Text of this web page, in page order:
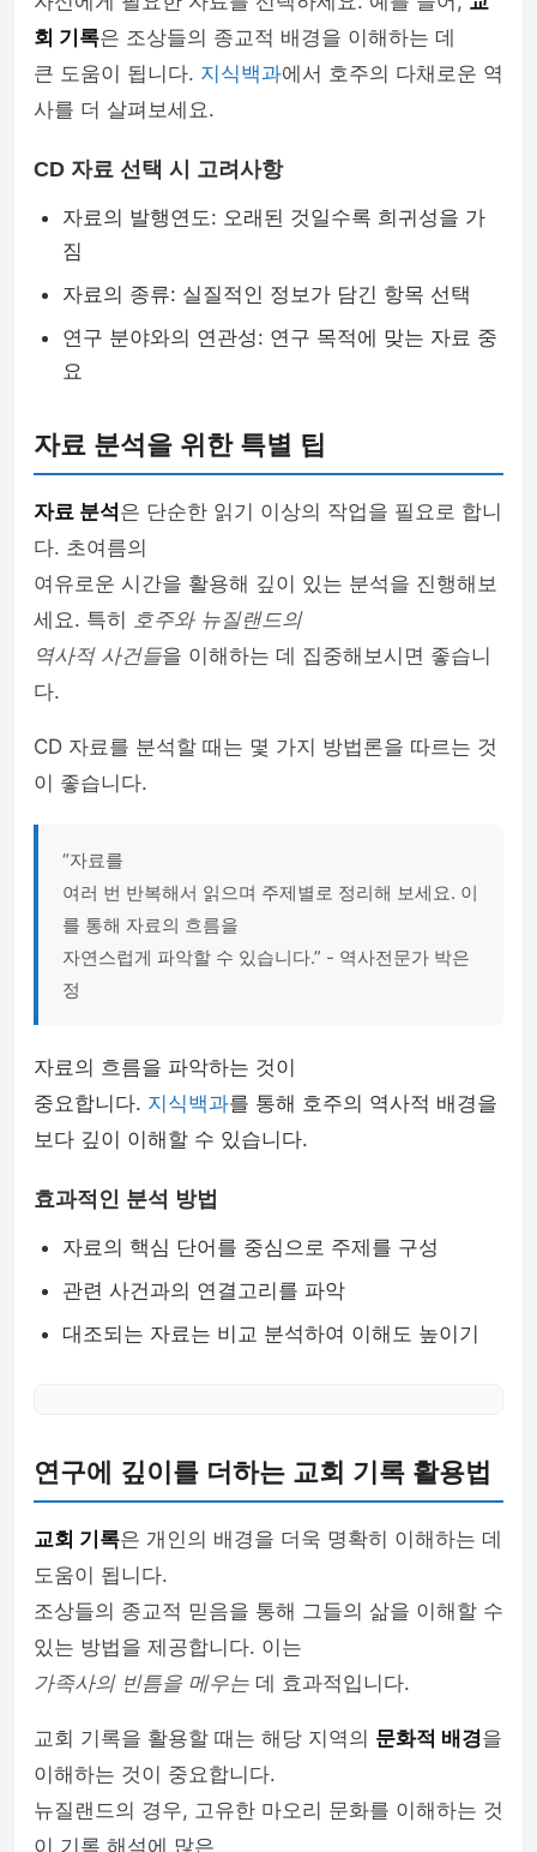
회 기록은 조상들의 종교적 배경을 이해하는 데
큰 도움이 됩니다. 지식백과에서 호주의 다채로운 역
사를 더 살펴보세요.
CD 자료 선택 시 고려사항
자료의 발행연도: 오래된 것일수록 희귀성을 가
짐
자료의 종류: 실질적인 정보가 담긴 항목 선택
연구 분야와의 연관성: 연구 목적에 맞는 자료 중
요
자료 분석을 위한 특별 팁
자료 분석은 단순한 읽기 이상의 작업을 필요로 합니
다. 초여름의
여유로운 시간을 활용해 깊이 있는 분석을 진행해보
세요. 특히 호주와 뉴질랜드의
역사적 사건들을 이해하는 데 집중해보시면 좋습니
다.
CD 자료를 분석할 때는 몇 가지 방법론을 따르는 것
이 좋습니다.
“자료를
여러 번 반복해서 읽으며 주제별로 정리해 보세요. 이
를 통해 자료의 흐름을
자연스럽게 파악할 수 있습니다.” - 역사전문가 박은
정
자료의 흐름을 파악하는 것이
중요합니다. 지식백과를 통해 호주의 역사적 배경을
보다 깊이 이해할 수 있습니다.
효과적인 분석 방법
자료의 핵심 단어를 중심으로 주제를 구성
관련 사건과의 연결고리를 파악
대조되는 자료는 비교 분석하여 이해도 높이기
연구에 깊이를 더하는 교회 기록 활용법
교회 기록은 개인의 배경을 더욱 명확히 이해하는 데
도움이 됩니다.
조상들의 종교적 믿음을 통해 그들의 삶을 이해할 수
있는 방법을 제공합니다. 이는
가족사의 빈틈을 메우는 데 효과적입니다.
교회 기록을 활용할 때는 해당 지역의 문화적 배경을
이해하는 것이 중요합니다.
뉴질랜드의 경우, 고유한 마오리 문화를 이해하는 것
이 기록 해석에 많은